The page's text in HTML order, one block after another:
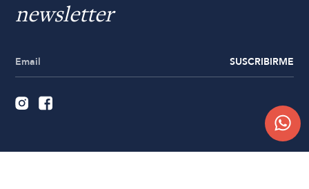
newsletter
SUSCRIBIRME